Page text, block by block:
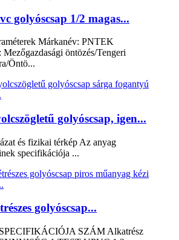
golyóscsap 1/2 magas...
Márkanév: PNTEK
Mezőgazdasági öntözés/Tengeri
Öntö...
golyóscsap, igen...
és fizikai térkép Az anyag
specifikációja ...
golyóscsap...
SZÁM Alkatrész